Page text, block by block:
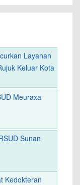
Layanan
Keluar Kota
Meuraxa
Sunan
Kedokteran